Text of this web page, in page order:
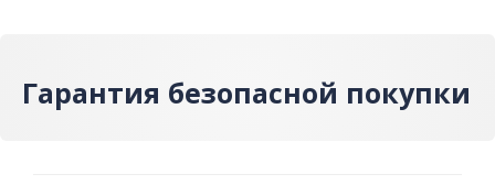
Гарантия безопасной покупки